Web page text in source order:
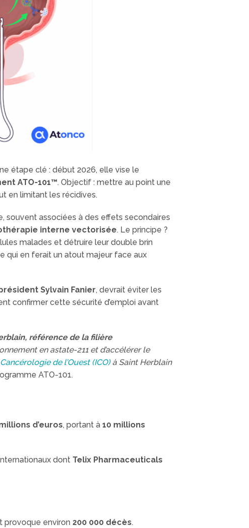
étape clé : début 2026, elle vise le
ATO-101™. Objectif : mettre au point une
en limitant les récidives.
souvent associées à des effets secondaires
interne vectorisée. Le principe ?
malades et détruire leur double brin
qui en ferait un atout majeur face aux
Sylvain Fanier, devrait éviter les
confirmer cette sécurité d’emploi avant
référence de la filière
en astate-211 et d’accélérer le
de l’Ouest (ICO)à Saint Herblain
ATO-101.
d’euros, portant à 10 millions
dont Telix Pharmaceuticals
provoque environ 200 000 décès.